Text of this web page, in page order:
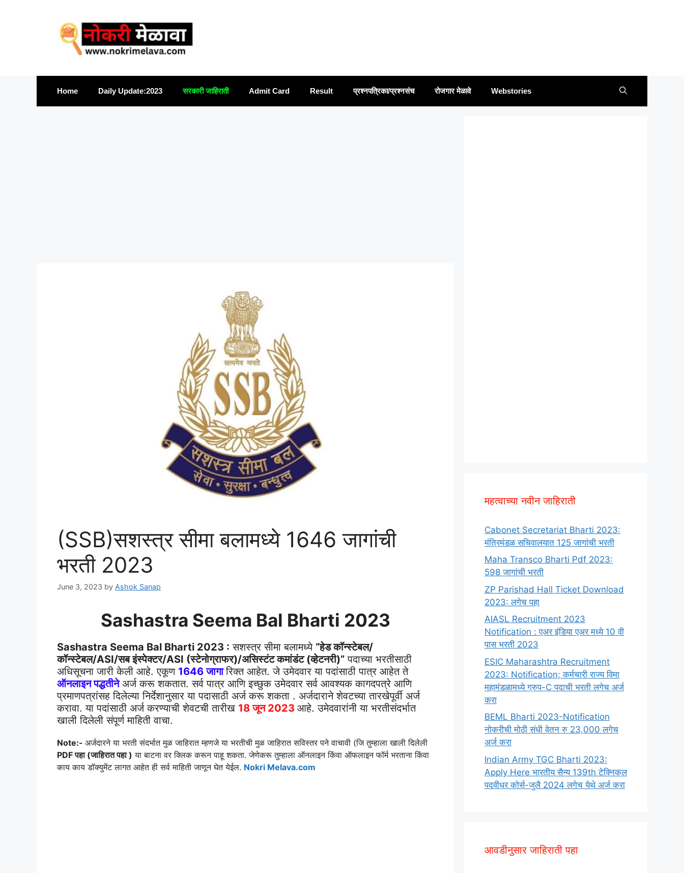
Home Daily Update:2023 सरकारी जाहिराती Admit Card Result प्रश्नपत्रिका/प्रश्नसंच रोजगार मेळावे Webstories
(SSB)सशस्त्र सीमा बलामध्ये 1646 जागांची
भरती 2023
June 3, 2023 by Ashok Sanap
Sashastra Seema Bal Bharti 2023
Sashastra Seema Bal Bharti 2023 : सशस्त्र सीमा बलामध्ये “हेड कॉन्स्टेबल/
कॉन्स्टेबल/ASI/सब इंस्पेक्टर/ASI (स्टेनोग्राफर)/असिस्टंट कमांडंट (व्हेटनरी)” पदाच्या भरतीसाठी
अधिसूचना जारी केली आहे. एकूण 1646 जागा रिक्त आहेत. जे उमेदवार या पदांसाठी पात्र आहेत ते
ऑनलाइन पद्धतीनेअर्ज करू शकतात. सर्व पात्र आणि इच्छुक उमेदवार सर्व आवश्यक कागदपत्रे आणि
प्रमाणपत्रांसह दिलेल्या निर्देशानुसार या पदासाठी अर्ज करू शकता . अर्जदाराने शेवटच्या तारखेपूर्वी अर्ज
करावा. या पदांसाठी अर्ज करण्याची शेवटची तारीख 18 जून 2023 आहे. उमेदवारांनी या भरतीसंदर्भात
खाली दिलेली संपूर्ण माहिती वाचा.
Note:- अर्जदारने या भरती संदर्भात मुळ जाहिरात म्हणजे या भरतीची मुळ जाहिरात सविस्तर पने वाचावी (जि तुम्हाला खाली दिलेली
PDF पहा (जाहिरात पहा ) या बाटना वर क्लिक करून पाहू शकता. जेणेकरू तुम्हाला ऑनलाइन किंवा ऑफलाइन फॉर्म भरताना किंवा
काय काय डॉक्युमेंट लागत आहेत ही सर्व माहिती जाणून घेत येईल. Nokri Melava.com
महत्वाच्या नवीन जाहिराती
Cabonet Secretariat Bharti 2023:
मंत्रिमंडळ सचिवालयात 125 जागांची भरती
Maha Transco Bharti Pdf 2023:
598 जागांची भरती
ZP Parishad Hall Ticket Download
2023: लगेच पहा
AIASL Recruitment 2023
Notification : एअर इंडिया एअर मध्ये 10 वी
पास भरती 2023
ESIC Maharashtra Recruitment
2023: Notification; कर्मचारी राज्य विमा
महामंडळामध्ये ग्रुप-C पदाची भरती लगेच अर्ज
करा
BEML Bharti 2023-Notification
नोकरीची मोठी संधी वेतन रु 23,000 लगेच
अर्ज करा
Indian Army TGC Bharti 2023:
Apply Here भारतीय सैन्य 139th टेक्निकल
पदवीधर कोर्स-जुलै 2024 लगेच येथे अर्ज करा
आवडीनुसार जाहिराती पहा